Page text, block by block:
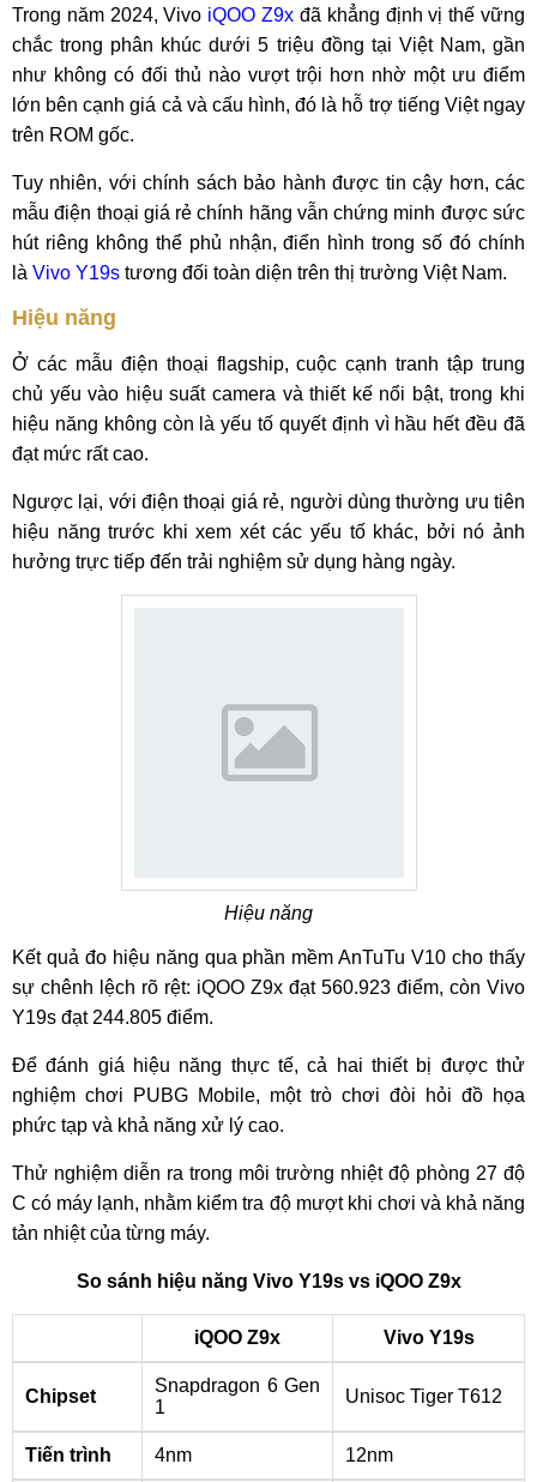
Trong năm 2024, Vivo iQOO Z9x đã khẳng định vị thế vững
chắc trong phân khúc dưới 5 triệu đồng tại Việt Nam, gần
như không có đối thủ nào vượt trội hơn nhờ một ưu điểm
lớn bên cạnh giá cả và cấu hình, đó là hỗ trợ tiếng Việt ngay
trên ROM gốc.
Tuy nhiên, với chính sách bảo hành được tin cậy hơn, các
mẫu điện thoại giá rẻ chính hãng vẫn chứng minh được sức
hút riêng không thể phủ nhận, điển hình trong số đó chính
là Vivo Y19s tương đối toàn diện trên thị trường Việt Nam.
Hiệu năng
Ở các mẫu điện thoại flagship, cuộc cạnh tranh tập trung
chủ yếu vào hiệu suất camera và thiết kế nổi bật, trong khi
hiệu năng không còn là yếu tố quyết định vì hầu hết đều đã
đạt mức rất cao.
Ngược lại, với điện thoại giá rẻ, người dùng thường ưu tiên
hiệu năng trước khi xem xét các yếu tố khác, bởi nó ảnh
hưởng trực tiếp đến trải nghiệm sử dụng hàng ngày.
Hiệu năng
Kết quả đo hiệu năng qua phần mềm AnTuTu V10 cho thấy
sự chênh lệch rõ rệt: iQOO Z9x đạt 560.923 điểm, còn Vivo
Y19s đạt 244.805 điểm.
Để đánh giá hiệu năng thực tế, cả hai thiết bị được thử
nghiệm chơi PUBG Mobile, một trò chơi đòi hỏi đồ họa
phức tạp và khả năng xử lý cao.
Thử nghiệm diễn ra trong môi trường nhiệt độ phòng 27 độ
C có máy lạnh, nhằm kiểm tra độ mượt khi chơi và khả năng
tản nhiệt của từng máy.
So sánh hiệu năng Vivo Y19s vs iQOO Z9x
iQOO Z9x Vivo Y19s
Chipset
Snapdragon 6 Gen
1
Unisoc Tiger T612
Tiến trình 4nm 12nm